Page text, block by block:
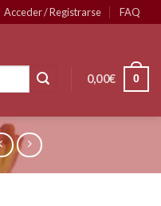
Acceder / Registrarse FAQ
0,00€ 0